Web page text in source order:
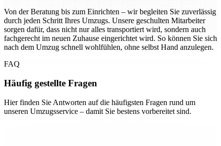
Von der Beratung bis zum Einrichten – wir begleiten Sie zuverlässig
durch jeden Schritt Ihres Umzugs. Unsere geschulten Mitarbeiter
sorgen dafür, dass nicht nur alles transportiert wird, sondern auch
fachgerecht im neuen Zuhause eingerichtet wird. So können Sie sich
nach dem Umzug schnell wohlfühlen, ohne selbst Hand anzulegen.
FAQ
Häufig gestellte Fragen
Hier finden Sie Antworten auf die häufigsten Fragen rund um
unseren Umzugsservice – damit Sie bestens vorbereitet sind.